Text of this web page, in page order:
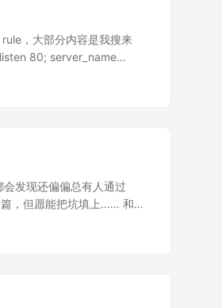
a=1m/s^2，它会告诉你，
Chinese University of Kong
6千美元一年，国际生学费
按揭贷款10万美元，3年还
？哦，五线谱和键盘图，还
，大部分内容是我搜来
80; server_name
on; if (-f
{
/index.php last; } } location
SCRIPT_FILENAME
fastcgi_index
发现还偏偏总有人通过
，但愿能把坑填上…… 和上
最多的还是 RHEL，所以就